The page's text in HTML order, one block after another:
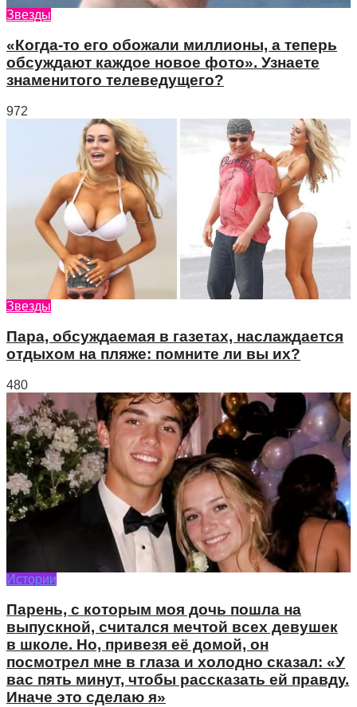
Звезды
«Когда-то его обожали миллионы, а теперь
обсуждают каждое новое фото». Узнаете
знаменитого телеведущего?
972
Звезды
Пара, обсуждаемая в газетах, наслаждается
отдыхом на пляже: помните ли вы их?
480
Истории
Парень, с которым моя дочь пошла на
выпускной, считался мечтой всех девушек
в школе. Но, привезя её домой, он
посмотрел мне в глаза и холодно сказал: «У
вас пять минут, чтобы рассказать ей правду.
Иначе это сделаю я»